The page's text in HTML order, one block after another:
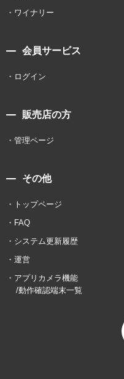
ワイナリー
会員サービス
ログイン
販売店の方
管理ページ
その他
トップページ
FAQ
システム更新履歴
運営
アプリカメラ機能
/動作確認端末一覧